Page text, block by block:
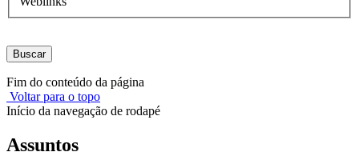
Buscar
Fim do conteúdo da página
Voltar para o topo
Início da navegação de rodapé
Assuntos